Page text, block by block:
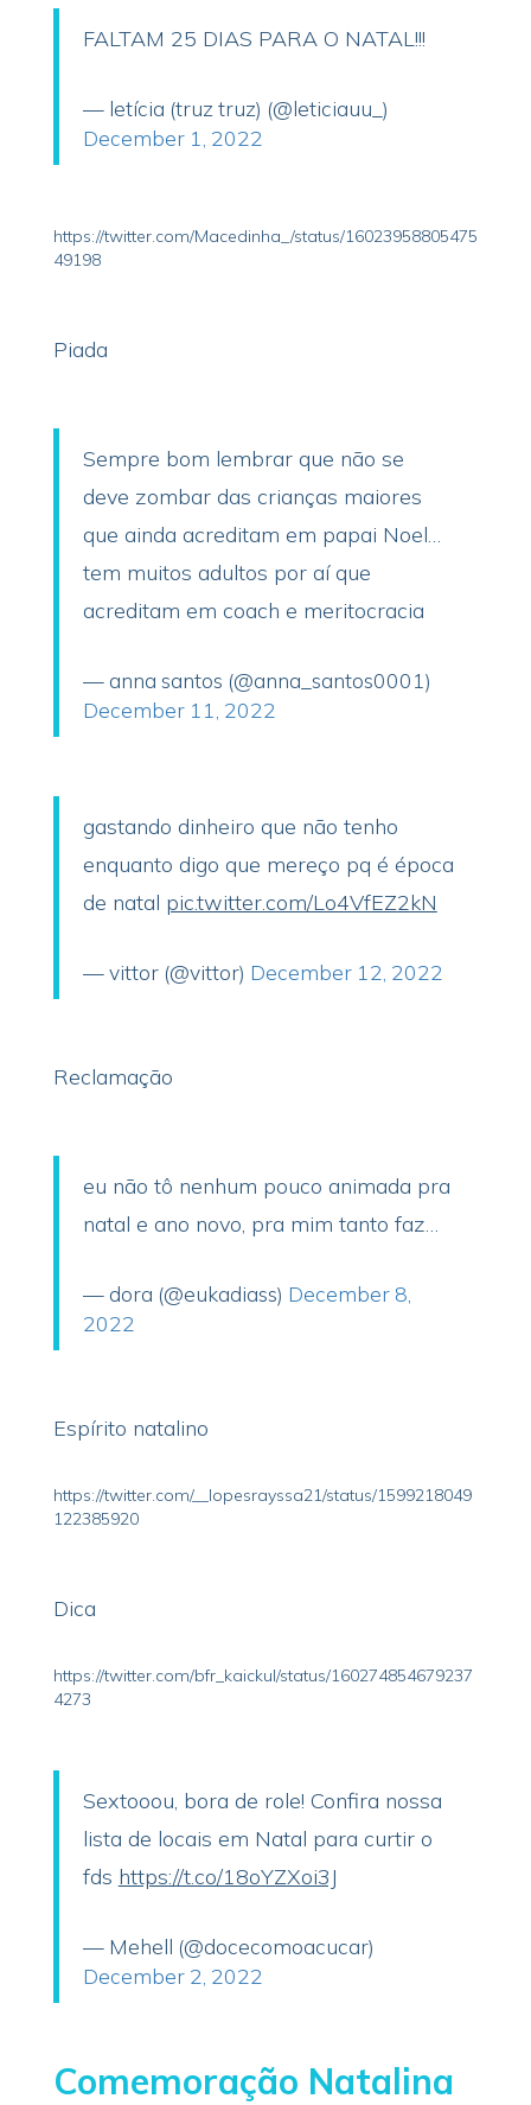
FALTAM 25 DIAS PARA O NATAL!!!
— letícia (truz truz) (@leticiauu_)
December 1, 2022
https://twitter.com/Macedinha_/status/16023958805475
49198
Piada
Sempre bom lembrar que não se
deve zombar das crianças maiores
que ainda acreditam em papai Noel…
tem muitos adultos por aí que
acreditam em coach e meritocracia
— anna santos (@anna_santos0001)
December 11, 2022
gastando dinheiro que não tenho
enquanto digo que mereço pq é época
de natal pic.twitter.com/Lo4VfEZ2kN
— vittor (@vittor) December 12, 2022
Reclamação
eu não tô nenhum pouco animada pra
natal e ano novo, pra mim tanto faz…
— dora (@eukadiass) December 8,
2022
Espírito natalino
https://twitter.com/__lopesrayssa21/status/1599218049
122385920
Dica
https://twitter.com/bfr_kaickul/status/160274854679237
4273
Sextooou, bora de role! Confira nossa
lista de locais em Natal para curtir o
fds https://t.co/18oYZXoi3J
— Mehell (@docecomoacucar)
December 2, 2022
Comemoração Natalina